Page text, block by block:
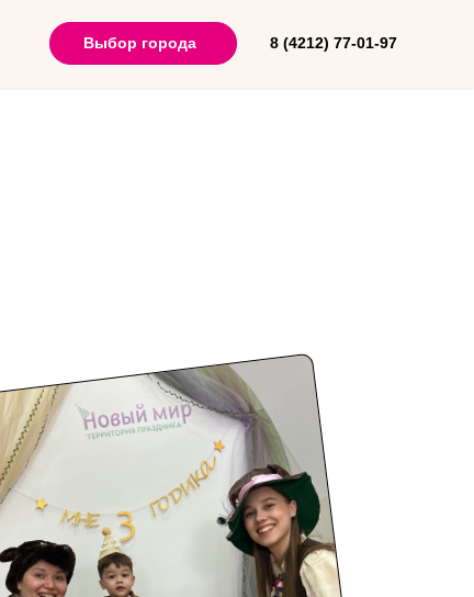
Выбор города 8 (4212) 77-01-97